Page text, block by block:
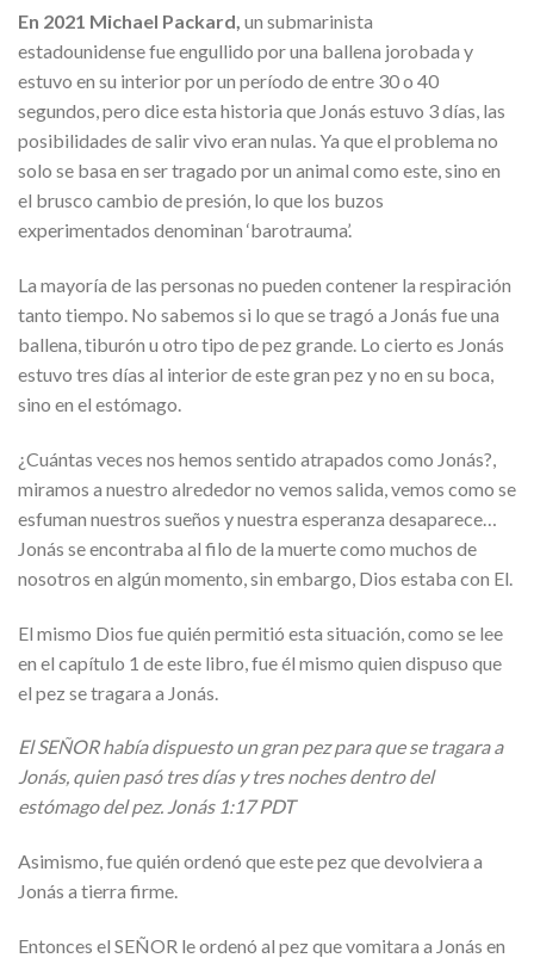
En 2021 Michael Packard, un submarinista
estadounidense fue engullido por una ballena jorobada y
estuvo en su interior por un período de entre 30 o 40
segundos, pero dice esta historia que Jonás estuvo 3 días, las
posibilidades de salir vivo eran nulas. Ya que el problema no
solo se basa en ser tragado por un animal como este, sino en
el brusco cambio de presión, lo que los buzos
experimentados denominan ‘barotrauma’.
La mayoría de las personas no pueden contener la respiración
tanto tiempo. No sabemos si lo que se tragó a Jonás fue una
ballena, tiburón u otro tipo de pez grande. Lo cierto es Jonás
estuvo tres días al interior de este gran pez y no en su boca,
sino en el estómago.
¿Cuántas veces nos hemos sentido atrapados como Jonás?,
miramos a nuestro alrededor no vemos salida, vemos como se
esfuman nuestros sueños y nuestra esperanza desaparece…
Jonás se encontraba al filo de la muerte como muchos de
nosotros en algún momento, sin embargo, Dios estaba con El.
El mismo Dios fue quién permitió esta situación, como se lee
en el capítulo 1 de este libro, fue él mismo quien dispuso que
el pez se tragara a Jonás.
El SEÑOR había dispuesto un gran pez para que se tragara a
Jonás, quien pasó tres días y tres noches dentro del
estómago del pez. Jonás 1:17 PDT
Asimismo, fue quién ordenó que este pez que devolviera a
Jonás a tierra firme.
Entonces el SEÑOR le ordenó al pez que vomitara a Jonás en